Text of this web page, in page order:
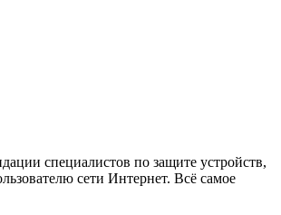
специалистов по защите устройств,
сети Интернет. Всё самое